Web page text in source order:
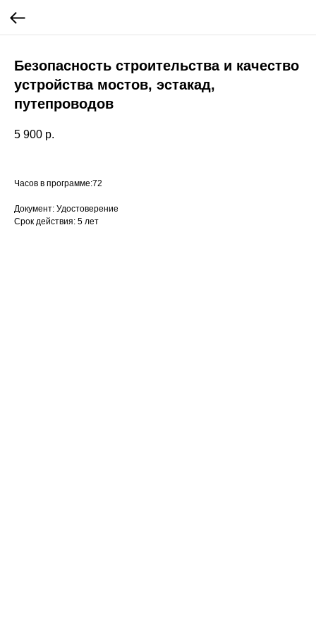
Безопасность строительства и качество
устройства мостов, эстакад,
путепроводов
5 900 р.
Часов в программе:72
Документ: Удостоверение
Срок действия: 5 лет